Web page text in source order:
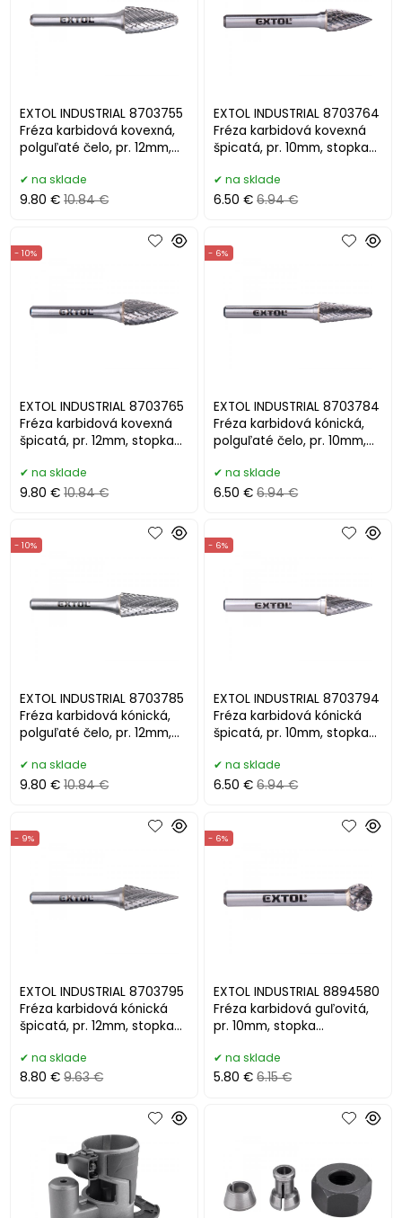
EXTOL INDUSTRIAL 8703755
Fréza karbidová kovexná,
polguľaté čelo, pr. 12mm,
na sklade
9.80 € 10.84 €
EXTOL INDUSTRIAL 8703764
Fréza karbidová kovexná
špicatá, pr. 10mm, stopka
na sklade
6.50 € 6.94 €
EXTOL INDUSTRIAL 8703765
Fréza karbidová kovexná
špicatá, pr. 12mm, stopka
- 10%
na sklade
9.80 € 10.84 €
EXTOL INDUSTRIAL 8703784
Fréza karbidová kónická,
polguľaté čelo, pr. 10mm,
- 6%
na sklade
6.50 € 6.94 €
EXTOL INDUSTRIAL 8703785
Fréza karbidová kónická,
polguľaté čelo, pr. 12mm,
- 10%
na sklade
9.80 € 10.84 €
EXTOL INDUSTRIAL 8703794
Fréza karbidová kónická
špicatá, pr. 10mm, stopka
- 6%
na sklade
6.50 € 6.94 €
EXTOL INDUSTRIAL 8703795
Fréza karbidová kónická
špicatá, pr. 12mm, stopka
- 9%
na sklade
8.80 € 9.63 €
EXTOL INDUSTRIAL 8894580
Fréza karbidová guľovitá,
pr. 10mm, stopka
- 6%
na sklade
5.80 € 6.15 €